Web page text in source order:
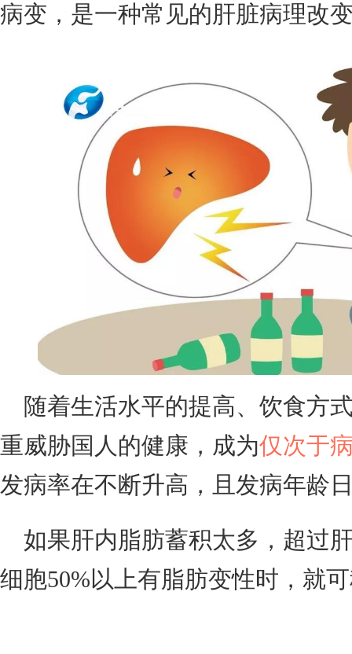
病变，是一种常见的肝脏病理改
随着生活水平的提高、饮食方
重威胁国人的健康，成为仅次于
发病率在不断升高，且发病年龄
如果肝内脂肪蓄积太多，超过
细胞50%以上有脂肪变性时，就